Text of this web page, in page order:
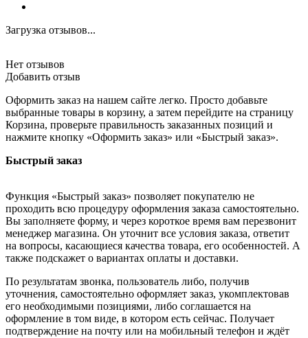
Загрузка отзывов...
Нет отзывов
Добавить отзыв
Оформить заказ на нашем сайте легко. Просто добавьте
выбранные товары в корзину, а затем перейдите на страницу
Корзина, проверьте правильность заказанных позиций и
нажмите кнопку «Оформить заказ» или «Быстрый заказ».
Быстрый заказ
Функция «Быстрый заказ» позволяет покупателю не
проходить всю процедуру оформления заказа самостоятельно.
Вы заполняете форму, и через короткое время вам перезвонит
менеджер магазина. Он уточнит все условия заказа, ответит
на вопросы, касающиеся качества товара, его особенностей. А
также подскажет о вариантах оплаты и доставки.
По результатам звонка, пользователь либо, получив
уточнения, самостоятельно оформляет заказ, укомплектовав
его необходимыми позициями, либо соглашается на
оформление в том виде, в котором есть сейчас. Получает
подтверждение на почту или на мобильный телефон и ждёт